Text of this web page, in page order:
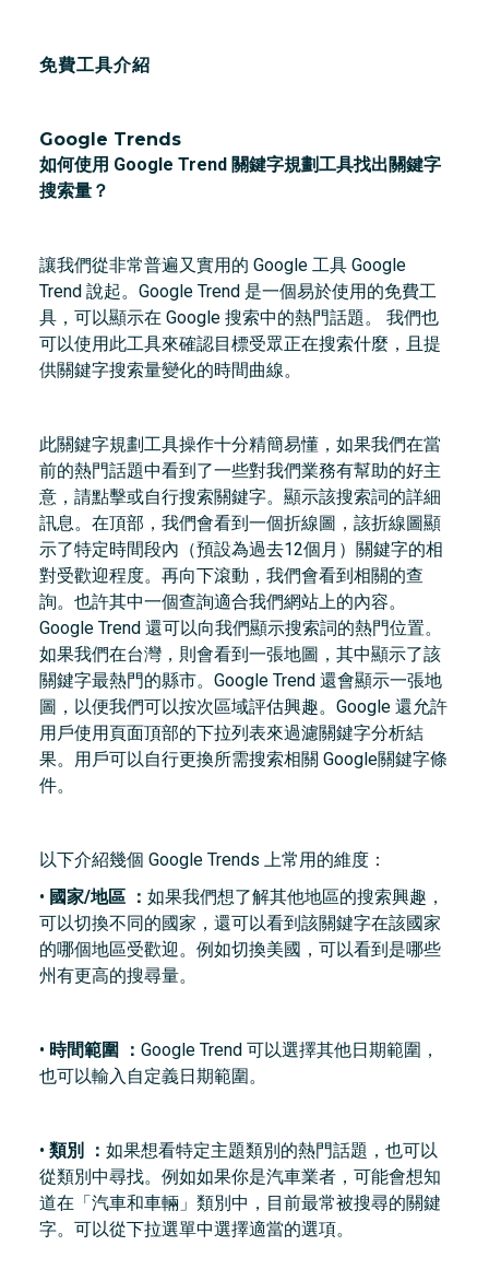
免費工具介紹
Google Trends
如何使用 Google Trend 關鍵字規劃工具找出關鍵字
搜索量？
讓我們從非常普遍又實用的 Google 工具 Google
Trend 說起。Google Trend 是一個易於使用的免費工
具，可以顯示在 Google 搜索中的熱門話題。 我們也
可以使用此工具來確認目標受眾正在搜索什麼，且提
供關鍵字搜索量變化的時間曲線。
此關鍵字規劃工具操作十分精簡易懂，如果我們在當
前的熱門話題中看到了一些對我們業務有幫助的好主
意，請點擊或自行搜索關鍵字。顯示該搜索詞的詳細
訊息。在頂部，我們會看到一個折線圖，該折線圖顯
示了特定時間段內（預設為過去12個月）關鍵字的相
對受歡迎程度。再向下滾動，我們會看到相關的查
詢。也許其中一個查詢適合我們網站上的內容。
Google Trend 還可以向我們顯示搜索詞的熱門位置。
如果我們在台灣，則會看到一張地圖，其中顯示了該
關鍵字最熱門的縣市。Google Trend 還會顯示一張地
圖，以便我們可以按次區域評估興趣。Google 還允許
用戶使用頁面頂部的下拉列表來過濾關鍵字分析結
果。用戶可以自行更換所需搜索相關 Google關鍵字條
件。
以下介紹幾個 Google Trends 上常用的維度：
• 國家/地區 ： 如果我們想了解其他地區的搜索興趣，
可以切換不同的國家，還可以看到該關鍵字在該國家
的哪個地區受歡迎。例如切換美國，可以看到是哪些
州有更高的搜尋量。
• 時間範圍 ： Google Trend 可以選擇其他日期範圍，
也可以輸入自定義日期範圍。
• 類別 ： 如果想看特定主題類別的熱門話題，也可以
從類別中尋找。例如如果你是汽車業者，可能會想知
道在「汽車和車輛」類別中，目前最常被搜尋的關鍵
字。可以從下拉選單中選擇適當的選項。